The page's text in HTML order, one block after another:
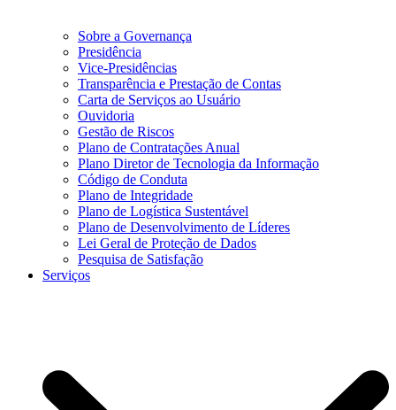
Sobre a Governança
Presidência
Vice-Presidências
Transparência e Prestação de Contas
Carta de Serviços ao Usuário
Ouvidoria
Gestão de Riscos
Plano de Contratações Anual
Plano Diretor de Tecnologia da Informação
Código de Conduta
Plano de Integridade
Plano de Logística Sustentável
Plano de Desenvolvimento de Líderes
Lei Geral de Proteção de Dados
Pesquisa de Satisfação
Serviços